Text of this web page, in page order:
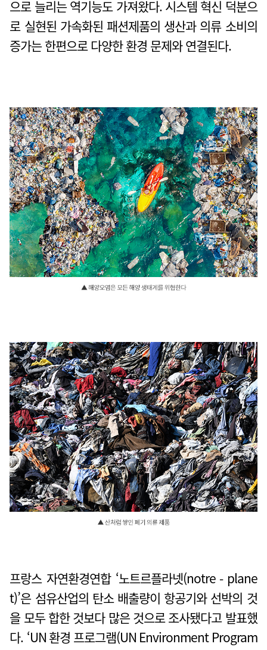
으로 늘리는 역기능도 가져왔다. 시스템 혁신 덕분으
로 실현된 가속화된 패션제품의 생산과 의류 소비의
증가는 한편으로 다양한 환경 문제와 연결된다.
프랑스 자연환경연합 ‘노트르플라넷(notre - plane
t)’은 섬유산업의 탄소 배출량이 항공기와 선박의 것
을 모두 합한 것보다 많은 것으로 조사됐다고 발표했
다. ‘UN 환경 프로그램(UN Environment Program